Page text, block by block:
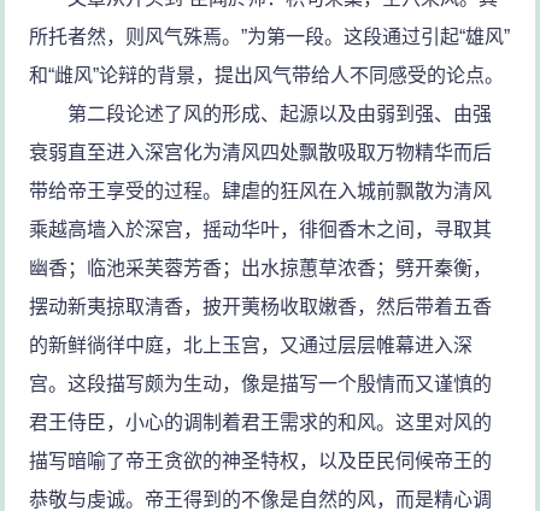
所托者然，则风气殊焉。”为第一段。这段通过引起“雄风”
和“雌风”论辩的背景，提出风气带给人不同感受的论点。
第二段论述了风的形成、起源以及由弱到强、由强
衰弱直至进入深宫化为清风四处飘散吸取万物精华而后
带给帝王享受的过程。肆虐的狂风在入城前飘散为清风
乘越高墙入於深宫，摇动华叶，徘徊香木之间，寻取其
幽香；临池采芙蓉芳香；出水掠蕙草浓香；劈开秦衡，
摆动新夷掠取清香，披开荑杨收取嫩香，然后带着五香
的新鲜徜徉中庭，北上玉宫，又通过层层帷幕进入深
宫。这段描写颇为生动，像是描写一个殷情而又谨慎的
君王侍臣，小心的调制着君王需求的和风。这里对风的
描写暗喻了帝王贪欲的神圣特权，以及臣民伺候帝王的
恭敬与虔诚。帝王得到的不像是自然的风，而是精心调